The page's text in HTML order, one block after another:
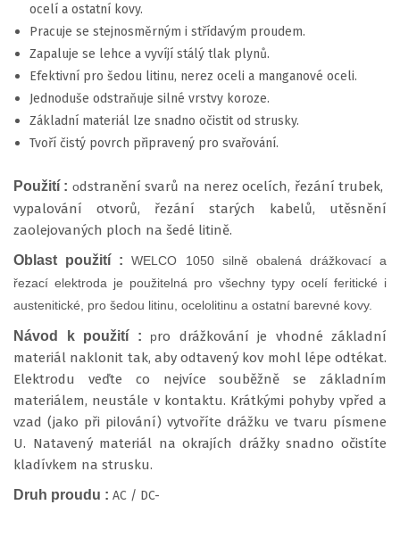
ocelí a ostatní kovy.
Pracuje se stejnosměrným i střídavým proudem.
Zapaluje se lehce a vyvíjí stálý tlak plynů.
Efektivní pro šedou litinu, nerez oceli a manganové oceli.
Jednoduše odstraňuje silné vrstvy koroze.
Základní materiál lze snadno očistit od strusky.
Tvoří čistý povrch připravený pro svařování.
Použití : odstranění svarů na nerez ocelích, řezání trubek,
vypalování otvorů, řezání starých kabelů, utěsnění
zaolejovaných ploch na šedé litině.
Oblast použití :
WELCO 1050 silně obalená drážkovací a
řezací elektroda je použitelná pro všechny typy ocelí feritické i
austenitické, pro šedou litinu, ocelolitinu a ostatní barevné kovy.
Návod k použití : pro drážkování je vhodné základní
materiál naklonit tak, aby odtavený kov mohl lépe odtékat.
Elektrodu veďte co nejvíce souběžně se základním
materiálem, neustále v kontaktu. Krátkými pohyby vpřed a
vzad (jako při pilování) vytvoříte drážku ve tvaru písmene
U. Natavený materiál na okrajích drážky snadno očistíte
kladívkem na strusku.
Druh proudu : AC / DC-